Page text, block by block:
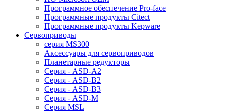
Программное обеспечение Pro-face
Программные продукты Citect
Программные продукты Kepware
Сервоприводы
серия MS300
Аксессуары для сервоприводов
Планетарные редукторы
Серия - ASD-A2
Серия - ASD-B2
Серия - ASD-B3
Серия - ASD-M
Серия MSL